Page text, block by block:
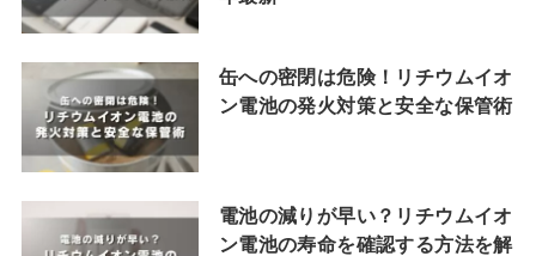
缶への密閉は危険！リチウムイオ
ン電池の発火対策と安全な保管術
電池の減りが早い？リチウムイオ
ン電池の寿命を確認する方法を解